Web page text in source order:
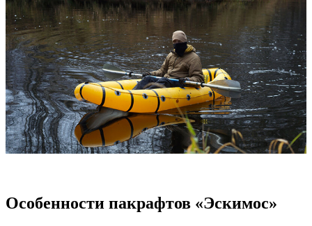
Особенности пакрафтов «Эскимос»